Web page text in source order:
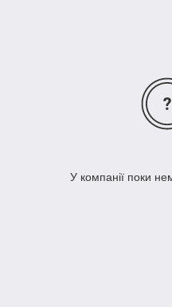
У компанії поки